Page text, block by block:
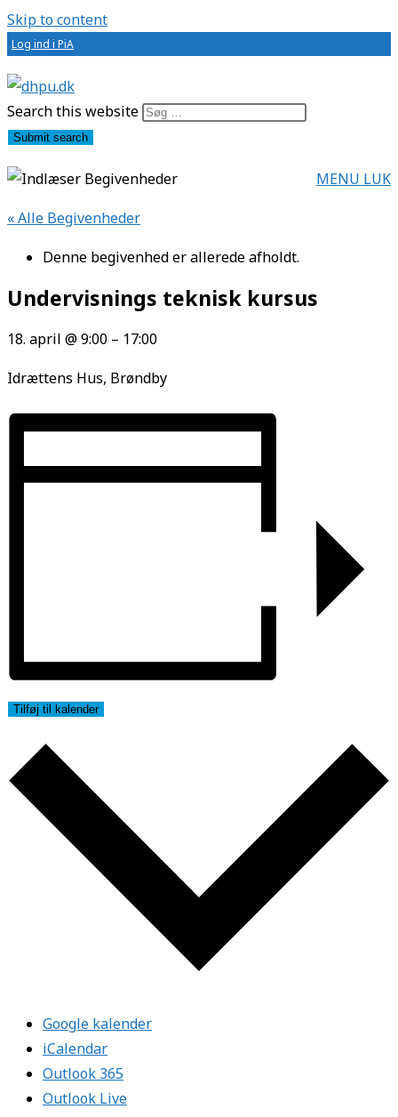
Skip to content
Log ind i PiA
Search this website
Submit search
MENU LUK
« Alle Begivenheder
Denne begivenhed er allerede afholdt.
Undervisnings teknisk kursus
18. april @ 9:00 – 17:00
Idrættens Hus, Brøndby
Tilføj til kalender
Google kalender
iCalendar
Outlook 365
Outlook Live